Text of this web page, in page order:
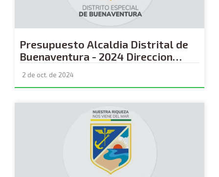
Presupuesto Alcaldia Distrital de
Buenaventura - 2024 Direccion
2 de oct. de 2024